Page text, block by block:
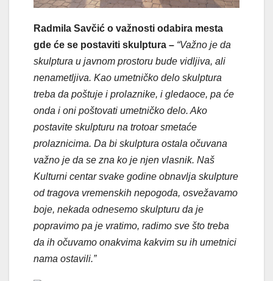
Radmila Savčić o važnosti odabira mesta
gde će se postaviti skulptura – “Važno je da
skulptura u javnom prostoru bude vidljiva, ali
nenametljiva. Kao umetničko delo skulptura
treba da poštuje i prolaznike, i gledaoce, pa će
onda i oni poštovati umetničko delo. Ako
postavite skulpturu na trotoar smetaće
prolaznicima. Da bi skulptura ostala očuvana
važno je da se zna ko je njen vlasnik. Naš
Kulturni centar svake godine obnavlja skulpture
od tragova vremenskih nepogoda, osvežavamo
boje, nekada odnesemo skulpturu da je
popravimo pa je vratimo, radimo sve što treba
da ih očuvamo onakvima kakvim su ih umetnici
nama ostavili.”